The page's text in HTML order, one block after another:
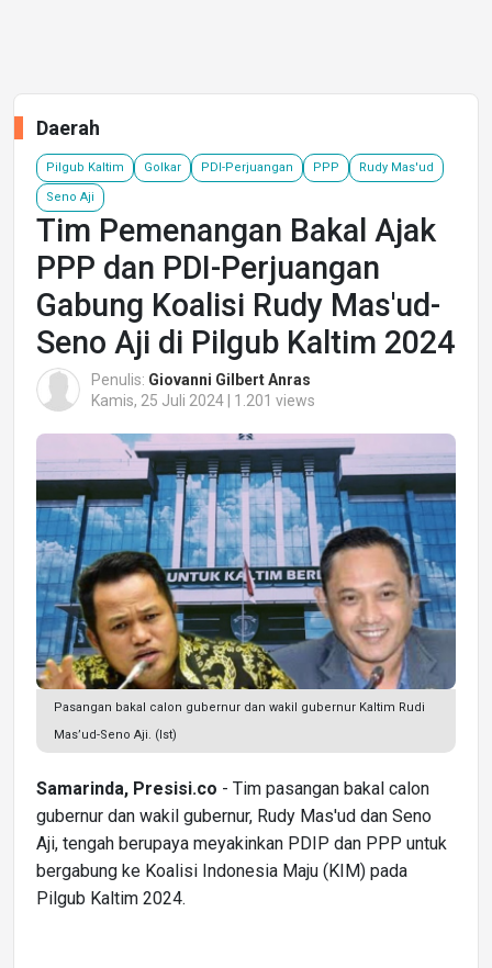
Daerah
Pilgub Kaltim Golkar PDI-Perjuangan PPP Rudy Mas'ud
Seno Aji
Tim Pemenangan Bakal Ajak
PPP dan PDI-Perjuangan
Gabung Koalisi Rudy Mas'ud-
Seno Aji di Pilgub Kaltim 2024
Penulis: Giovanni Gilbert Anras
Kamis, 25 Juli 2024 | 1.201 views
Pasangan bakal calon gubernur dan wakil gubernur Kaltim Rudi
Mas’ud-Seno Aji. (Ist)
Samarinda, Presisi.co - Tim pasangan bakal calon
gubernur dan wakil gubernur, Rudy Mas'ud dan Seno
Aji, tengah berupaya meyakinkan PDIP dan PPP untuk
bergabung ke Koalisi Indonesia Maju (KIM) pada
Pilgub Kaltim 2024.